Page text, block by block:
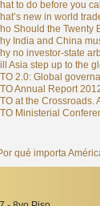
to do before you
new in world
Should the Twenty
India and China
no investor-state
Asia step up to the
2.0: Global
Annual Report
at the Crossroads.
Ministerial
qué importa